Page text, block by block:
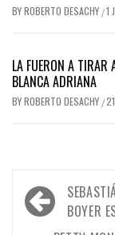
BYROBERTO DESACHY /1
LA FUERON A TIRAR
BLANCA ADRIANA
BYROBERTO DESACHY /
de
BOYER